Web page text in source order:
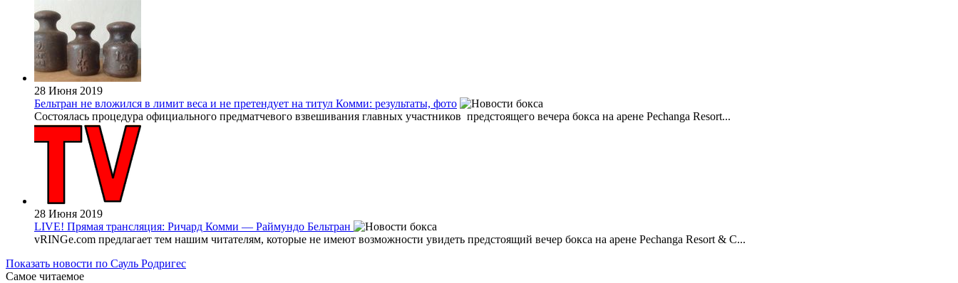
28 Июня 2019
Бельтран не вложился в лимит веса и не претендует на титул Комми: результаты, фото
Состоялась процедура официального предматчевого взвешивания главных участников предстоящего вечера бокса на арене Pechanga Resort...
28 Июня 2019
LIVE! Прямая трансляция: Ричард Комми — Раймундо Бельтран
vRINGe.com предлагает тем нашим читателям, которые не имеют возможности увидеть предстоящий вечер бокса на арене Pechanga Resort & C...
Показать новости по Сауль Родригес
Самое читаемое